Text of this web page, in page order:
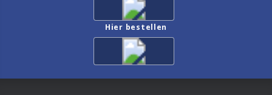
Hier bestellen